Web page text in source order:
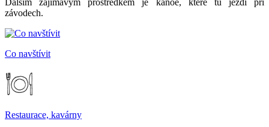
závodech.
Co navštívit
Restaurace, kavárny